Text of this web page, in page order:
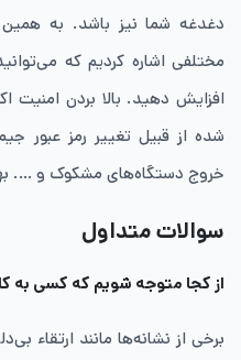
دغدغه شما نیز باشد. به
مختلفی اشاره کردیم که
افزایش دهید. بالا بردن
شده از قبیل تغییر رمز عبور
خروج دستگاه‌های مشکوک و ….
سوالات متداول
از کجا متوجه شویم که کسی به
برخی از نشانه‌ها مانند ارتقاء